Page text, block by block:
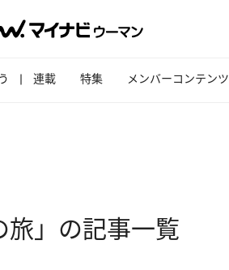
連載 特集 メンバーコンテンツ
旅」の記事一覧